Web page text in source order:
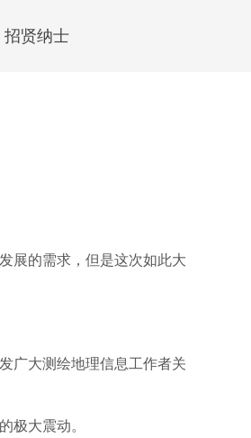
招贤纳士
展的需求，但是这次如此大
广大测绘地理信息工作者关
极大震动。